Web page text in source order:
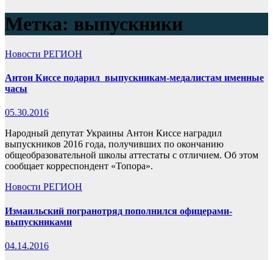
Метка: выпускники
Новости РЕГИОН
Антон Киссе подарил выпускникам-медалистам именные
часы
05.30.2016
Народный депутат Украины Антон Киссе наградил
выпускников 2016 года, получивших по окончанию
общеобразовательной школы аттестаты с отличием. Об этом
сообщает корреспондент «Топора».
Новости РЕГИОН
Измаильский погранотряд пополнился офицерами-
выпускниками
04.14.2016